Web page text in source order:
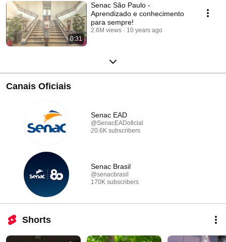
0:31
Senac São Paulo -
Aprendizado e conhecimento
para sempre!
2.6M views 10 years ago
Canais Oficiais
Senac EAD
@SenacEADoficial
20.6K subscribers
Senac Brasil
@senacbrasil
170K subscribers
Shorts